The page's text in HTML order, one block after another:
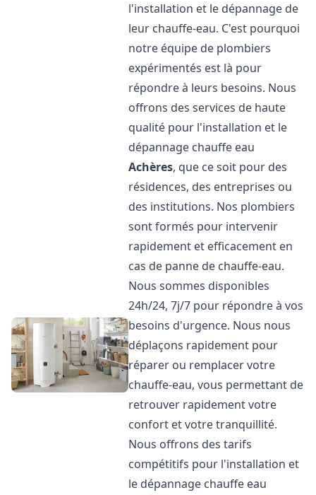
l'installation et le dépannage de
leur chauffe-eau. C'est pourquoi
notre équipe de plombiers
expérimentés est là pour
répondre à leurs besoins. Nous
offrons des services de haute
qualité pour l'installation et le
dépannage chauffe eau
Achères, que ce soit pour des
résidences, des entreprises ou
des institutions. Nos plombiers
sont formés pour intervenir
rapidement et efficacement en
cas de panne de chauffe-eau.
Nous sommes disponibles
24h/24, 7j/7 pour répondre à vos
besoins d'urgence. Nous nous
déplaçons rapidement pour
réparer ou remplacer votre
chauffe-eau, vous permettant de
retrouver rapidement votre
confort et votre tranquillité.
Nous offrons des tarifs
compétitifs pour l'installation et
le dépannage chauffe eau